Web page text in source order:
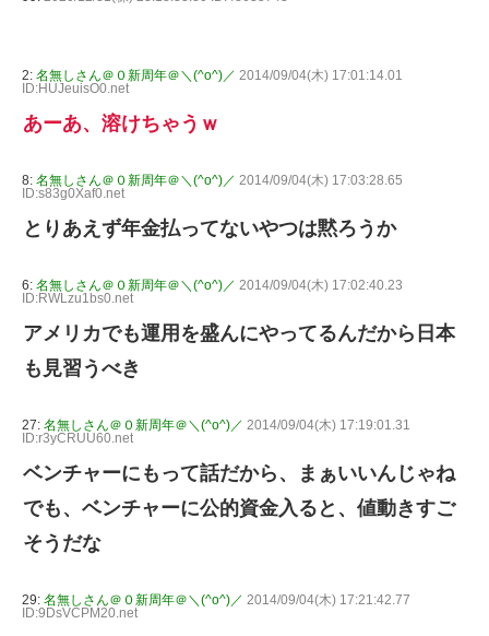
2: 名無しさん＠０新周年＠＼(^o^)／ 2014/09/04(木) 17:01:14.01
ID:HUJeuisO0.net
あーあ、溶けちゃうｗ
8: 名無しさん＠０新周年＠＼(^o^)／ 2014/09/04(木) 17:03:28.65
ID:s83g0Xaf0.net
とりあえず年金払ってないやつは黙ろうか
6: 名無しさん＠０新周年＠＼(^o^)／ 2014/09/04(木) 17:02:40.23
ID:RWLzu1bs0.net
アメリカでも運用を盛んにやってるんだから日本
も見習うべき
27: 名無しさん＠０新周年＠＼(^o^)／ 2014/09/04(木) 17:19:01.31
ID:r3yCRUU60.net
ベンチャーにもって話だから、まぁいいんじゃね
でも、ベンチャーに公的資金入ると、値動きすご
そうだな
29: 名無しさん＠０新周年＠＼(^o^)／ 2014/09/04(木) 17:21:42.77
ID:9DsVCPM20.net